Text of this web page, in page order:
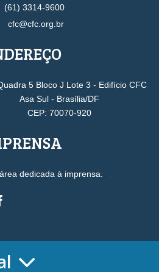
(61) 3314-9600
cfc@cfc.org.br
5 Bloco J Lote 3 - Edifício CFC
Asa Sul - Brasília/DF
CEP: 70070-920
dedicada à imprensa.